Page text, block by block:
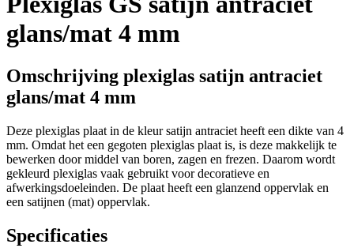
glans/mat 4 mm
Omschrijving plexiglas satijn antraciet
glans/mat 4 mm
Deze plexiglas plaat in de kleur satijn antraciet heeft een dikte van 4
mm. Omdat het een gegoten plexiglas plaat is, is deze makkelijk te
bewerken door middel van boren, zagen en frezen. Daarom wordt
gekleurd plexiglas vaak gebruikt voor decoratieve en
afwerkingsdoeleinden. De plaat heeft een glanzend oppervlak en
een satijnen (mat) oppervlak.
Specificaties